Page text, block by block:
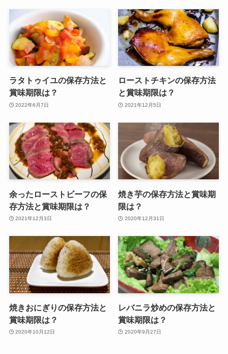
ラタトゥイユの保存方法と
賞味期限は？
2022年6月7日
ローストチキンの保存方法
と賞味期限は？
2021年12月5日
余ったローストビーフの保
存方法と賞味期限は？
2021年12月3日
焼き芋の保存方法と賞味期
限は？
2020年12月31日
焼きおにぎりの保存方法と
賞味期限は？
2020年10月12日
レバニラ炒めの保存方法と
賞味期限は？
2020年9月27日